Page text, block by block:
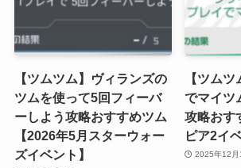
【ツムツム】ヴィランズの
ツムを使って5回フィーバ
ーしよう攻略おすすめツム
【2026年5月スターウォー
ズイベント】
【ツム
でマイツ
攻略おす
ピア2イ
2025年12月